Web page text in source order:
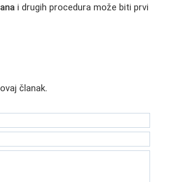
i drugih procedura može biti prvi
članak.